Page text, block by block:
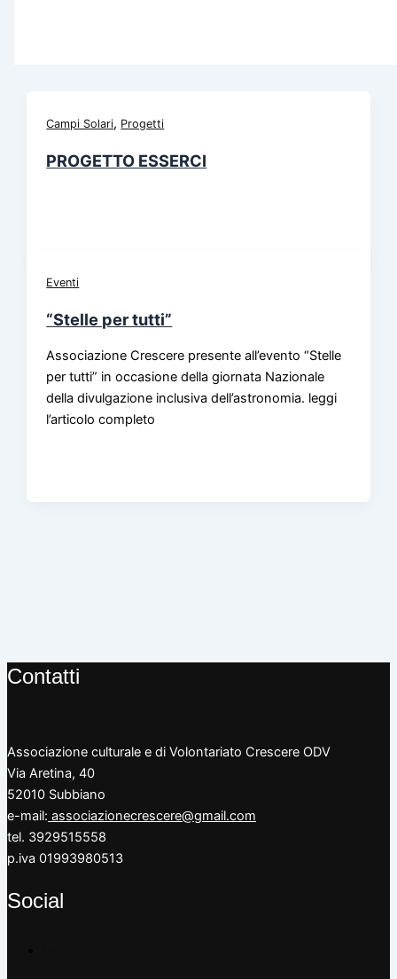
Campi Solari, Progetti
PROGETTO ESSERCI
Eventi
“Stelle per tutti”
Associazione Crescere presente all’evento “Stelle
per tutti” in occasione della giornata Nazionale
della divulgazione inclusiva dell’astronomia. leggi
l’articolo completo
Contatti
Associazione culturale e di Volontariato Crescere ODV
Via Aretina, 40
52010 Subbiano
e-mail: associazionecrescere@gmail.com
tel. 3929515558
p.iva 01993980513
Social